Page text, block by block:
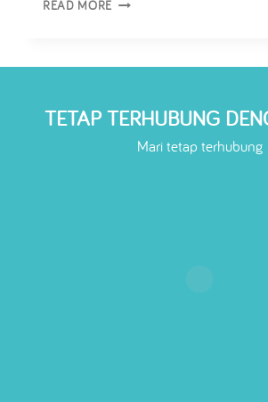
READ MORE
TETAP TERHUBUNG
Mari tetap terhubung